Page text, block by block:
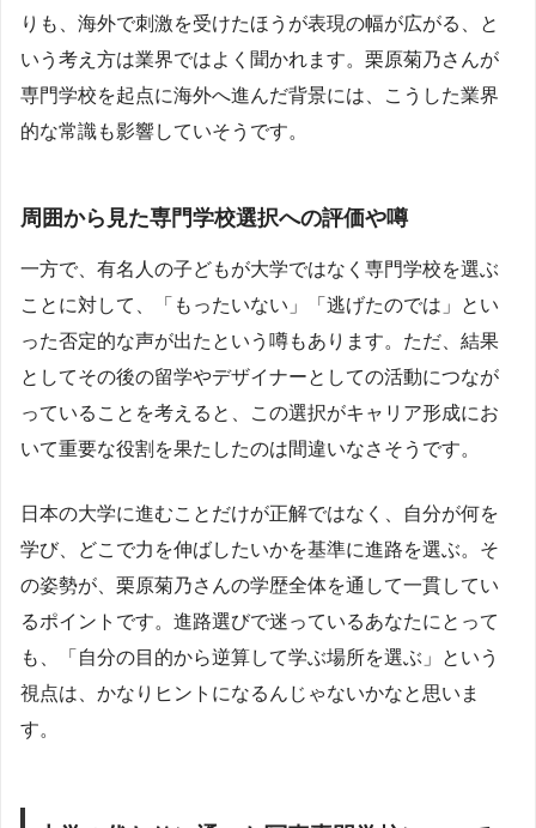
りも、海外で刺激を受けたほうが表現の幅が広がる、と
いう考え方は業界ではよく聞かれます。栗原菊乃さんが
専門学校を起点に海外へ進んだ背景には、こうした業界
的な常識も影響していそうです。
周囲から見た専門学校選択への評価や噂
一方で、有名人の子どもが大学ではなく専門学校を選ぶ
ことに対して、「もったいない」「逃げたのでは」とい
った否定的な声が出たという噂もあります。ただ、結果
としてその後の留学やデザイナーとしての活動につなが
っていることを考えると、この選択がキャリア形成にお
いて重要な役割を果たしたのは間違いなさそうです。
日本の大学に進むことだけが正解ではなく、自分が何を
学び、どこで力を伸ばしたいかを基準に進路を選ぶ。そ
の姿勢が、栗原菊乃さんの学歴全体を通して一貫してい
るポイントです。進路選びで迷っているあなたにとって
も、「自分の目的から逆算して学ぶ場所を選ぶ」という
視点は、かなりヒントになるんじゃないかなと思いま
す。